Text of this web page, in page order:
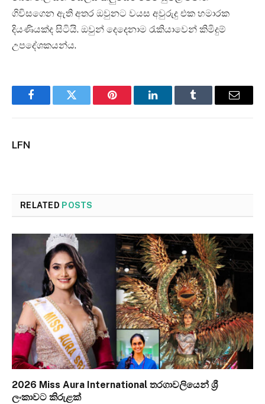
ගිවිසගෙන ඇති අතර ඔවුනට වයස අවුරුදු එක හමාරක
දියණියක්ද සිටියි. ඔවුන් දෙදෙනාම රැකියාවෙන් කිමිදුම්
උපදේශකයන්ය.
FacebookTwitter Pinterest LinkedInTumblr Email
LFN
RELATED POSTS
2026 Miss Aura International තරගාවලියෙන් ශ්‍රී
ලංකාවට කිරුළක්